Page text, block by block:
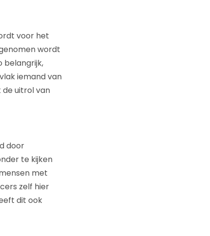
voor het
wordt
belangrijk,
iemand van
de uitrol van
door
te kijken
met
zelf hier
dit ook